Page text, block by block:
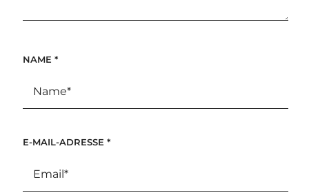
NAME *
E-MAIL-ADRESSE *